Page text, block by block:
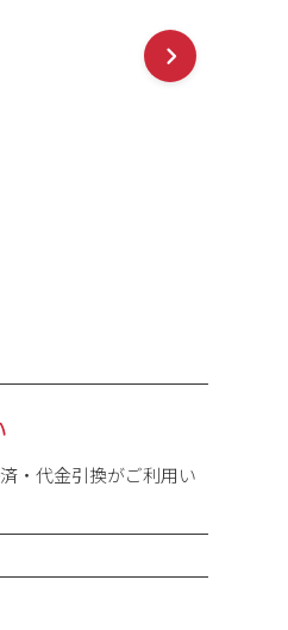
合が多いので、おは
裄の長さが異なりま
・代金引換がご利用い